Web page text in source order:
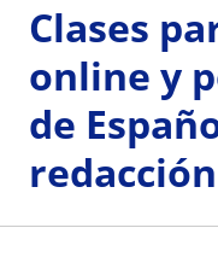
Clases
online y
de
redacción